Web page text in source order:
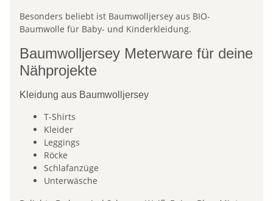
Besonders beliebt ist Baumwolljersey aus BIO-
Baumwolle für Baby- und Kinderkleidung.
Baumwolljersey Meterware für deine
Nähprojekte
Kleidung aus Baumwolljersey
T-Shirts
Kleider
Leggings
Röcke
Schlafanzüge
Unterwäsche